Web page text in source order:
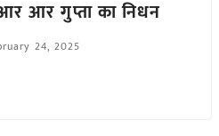
आर आर गुप्ता का निधन
24, 2025